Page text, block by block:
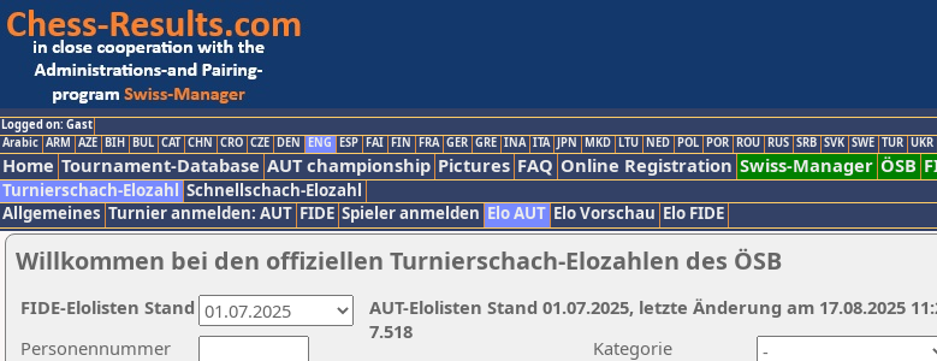
Logged on: Gast
Arabic ARM AZE BIH BUL CAT CHN CRO CZE DEN ENG ESP FAI FIN FRA GER GRE INA ITA JPN MKD LTU NED POL POR ROU RUS SRB SVK SWE TUR UKR
Home Tournament-Database AUT championship Pictures FAQ Online Registration Swiss-Manager ÖSB
Turnierschach-Elozahl Schnellschach-Elozahl
Allgemeines Turnier anmelden: AUT FIDE Spieler anmelden Elo AUT Elo Vorschau Elo FIDE
Willkommen bei den offiziellen Turnierschach-Elozahlen des ÖSB
Kategorie
Personennummer
AUT-Elolisten Stand 01.07.2025, letzte Änderung am 17.08.2025
7.518
FIDE-Elolisten Stand